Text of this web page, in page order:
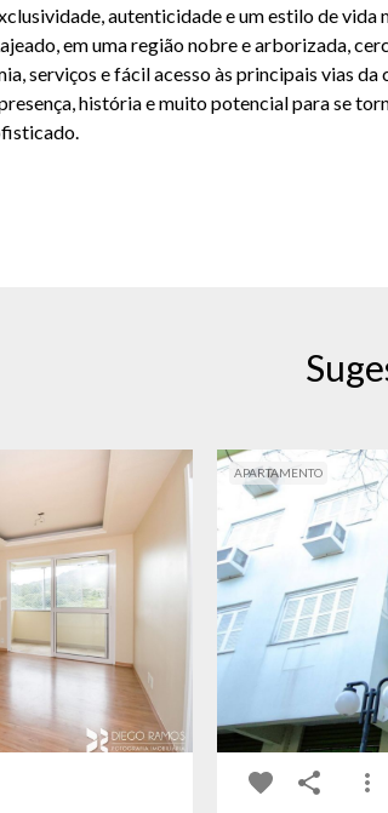
autenticidade e um estilo de vida
em uma região nobre e arborizada,
serviços e fácil acesso às principais vias da
história e muito potencial para se
APARTAMENTO